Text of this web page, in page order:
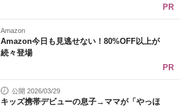
PR
Amazon
Amazon今日も見逃せない！80%OFF以上が
続々登場
PR
公開 2026/03/29
キッズ携帯デビューの息子→ママが「やっほ